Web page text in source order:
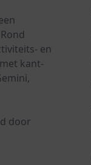
en
kant-
door